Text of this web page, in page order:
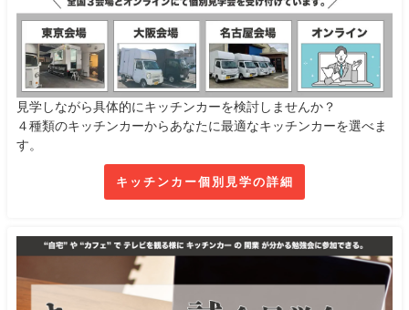
見学しながら具体的にキッチンカーを検討しませんか？
４種類のキッチンカーからあなたに最適なキッチンカーを選べま
す。
キッチンカー個別見学の詳細